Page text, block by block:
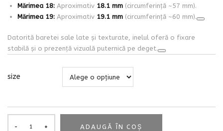
Mărimea 18:Aproximativ 18.1 mm(circumferință ~57 mm).
Mărimea 19:Aproximativ 19.1 mm(circumferință ~60 mm).
Datorită baretei sale late și texturate, inelul oferă o fixare
stabilă și o prezență vizuală puternică pe deget.
size
ADAUGĂ ÎN COȘ